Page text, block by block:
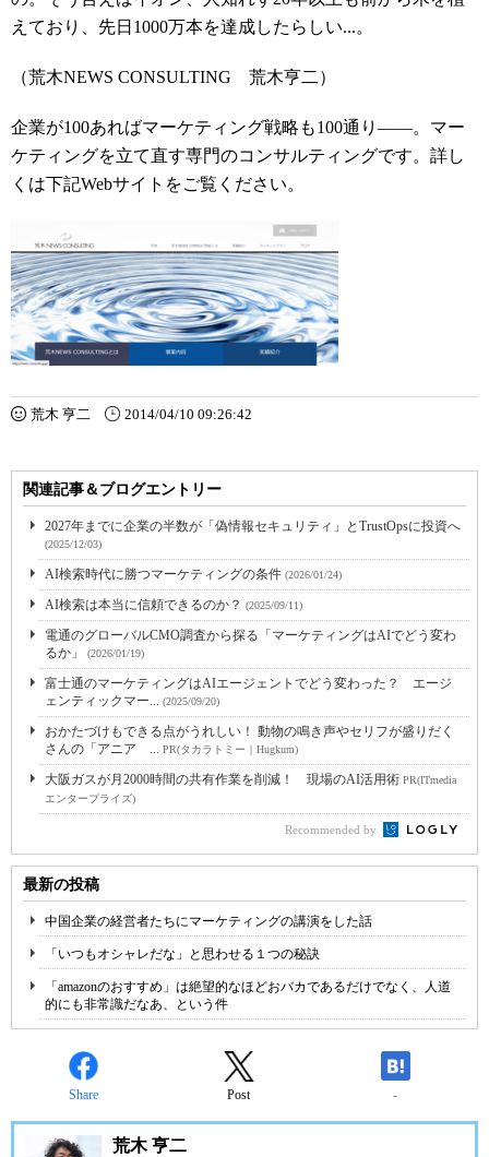
えており、先日1000万本を達成したらしい...。
（荒木NEWS CONSULTING 荒木亨二）
企業が100あればマーケティング戦略も100通り ――。マー
ケティングを立て直す専門のコンサルティングです。詳し
くは下記Webサイトをご覧ください。
荒木 亨二 2014/04/10 09:26:42
関連記事＆ブログエントリー
2027年までに企業の半数が「偽情報セキュリティ」とTrustOpsに投資へ
(2025/12/03)
AI検索時代に勝つマーケティングの条件 (2026/01/24)
AI検索は本当に信頼できるのか？ (2025/09/11)
電通のグローバルCMO調査から探る「マーケティングはAIでどう変わ
るか」
(2026/01/19)
富士通のマーケティングはAIエージェントでどう変わった？ エージ
ェンティックマー... (2025/09/20)
おかたづけもできる点がうれしい！ 動物の鳴き声やセリフが盛りだく
さんの「アニア ... PR(タカラトミー｜Hugkum)
大阪ガスが月2000時間の共有作業を削減！ 現場のAI活用術 PR(ITmedia
エンタープライズ)
Recommended by
最新の投稿
中国企業の経営者たちにマーケティングの講演をした話
「いつもオシャレだな」と思わせる１つの秘訣
「amazonのおすすめ」は絶望的なほどおバカであるだけでなく、人道
的にも非常識だなあ、という件
Share Post -
荒木 亨二